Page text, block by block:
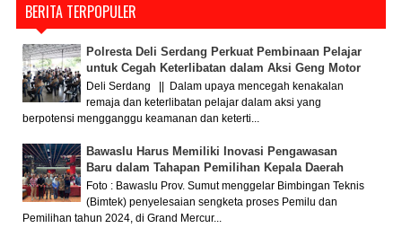
BERITA TERPOPULER
Polresta Deli Serdang Perkuat Pembinaan Pelajar
untuk Cegah Keterlibatan dalam Aksi Geng Motor
Deli Serdang || Dalam upaya mencegah kenakalan
remaja dan keterlibatan pelajar dalam aksi yang
berpotensi mengganggu keamanan dan keterti...
Bawaslu Harus Memiliki Inovasi Pengawasan
Baru dalam Tahapan Pemilihan Kepala Daerah
Foto : Bawaslu Prov. Sumut menggelar Bimbingan Teknis
(Bimtek) penyelesaian sengketa proses Pemilu dan
Pemilihan tahun 2024, di Grand Mercur...